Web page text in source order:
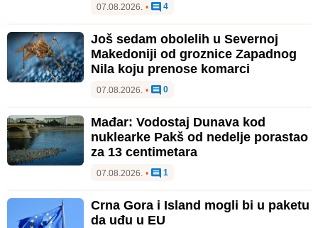
07.08.2026. • 4
Još sedam obolelih u Severnoj
Makedoniji od groznice Zapadnog
Nila koju prenose komarci
07.08.2026. • 0
Mađar: Vodostaj Dunava kod
nuklearke Pakš od nedelje porastao
za 13 centimetara
07.08.2026. • 1
Crna Gora i Island mogli bi u paketu
da uđu u EU